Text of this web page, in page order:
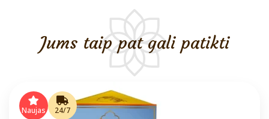
"Morning
Bestseleris)+3
Atarai
Jums taip pat gali patikti
Naujas 24/7